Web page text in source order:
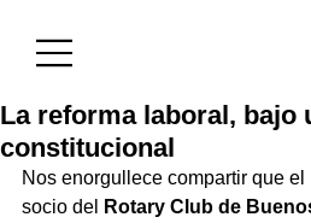
La reforma laboral, bajo
constitucional
Nos enorgullece compartir que el
socio del
Rotary Club de